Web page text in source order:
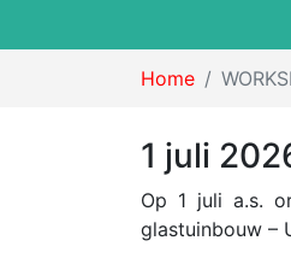
Home
1 juli
Op 1 juli a.s.
glastuinbouw –